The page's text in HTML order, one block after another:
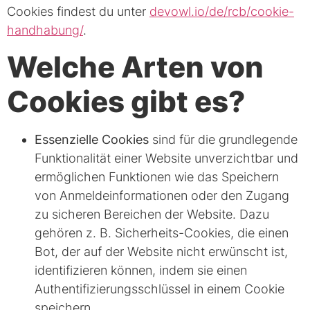
Cookies findest du unter devowl.io/de/rcb/cookie-
handhabung/.
Welche Arten von
Cookies gibt es?
Essenzielle Cookies sind für die grundlegende
Funktionalität einer Website unverzichtbar und
ermöglichen Funktionen wie das Speichern
von Anmeldeinformationen oder den Zugang
zu sicheren Bereichen der Website. Dazu
gehören z. B. Sicherheits-Cookies, die einen
Bot, der auf der Website nicht erwünscht ist,
identifizieren können, indem sie einen
Authentifizierungsschlüssel in einem Cookie